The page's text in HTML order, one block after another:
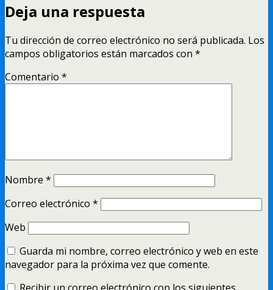
Deja una respuesta
Tu dirección de correo electrónico no será publicada. Los
campos obligatorios están marcados con *
Comentario *
Nombre *
Correo electrónico *
Web
Guarda mi nombre, correo electrónico y web en este
navegador para la próxima vez que comente.